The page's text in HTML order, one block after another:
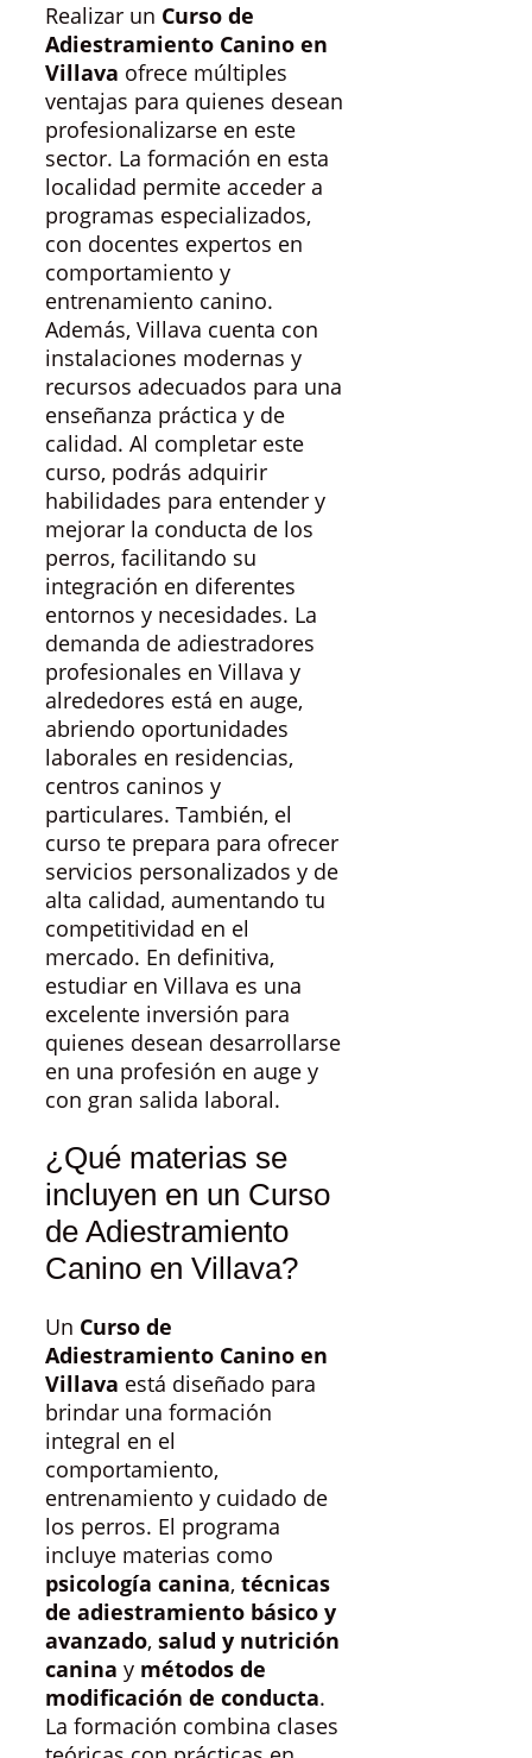
Realizar un Curso de
Adiestramiento Canino en
Villava ofrece múltiples
ventajas para quienes desean
profesionalizarse en este
sector. La formación en esta
localidad permite acceder a
programas especializados,
con docentes expertos en
comportamiento y
entrenamiento canino.
Además, Villava cuenta con
instalaciones modernas y
recursos adecuados para una
enseñanza práctica y de
calidad. Al completar este
curso, podrás adquirir
habilidades para entender y
mejorar la conducta de los
perros, facilitando su
integración en diferentes
entornos y necesidades. La
demanda de adiestradores
profesionales en Villava y
alrededores está en auge,
abriendo oportunidades
laborales en residencias,
centros caninos y
particulares. También, el
curso te prepara para ofrecer
servicios personalizados y de
alta calidad, aumentando tu
competitividad en el
mercado. En definitiva,
estudiar en Villava es una
excelente inversión para
quienes desean desarrollarse
en una profesión en auge y
con gran salida laboral.
¿Qué materias se
incluyen en un Curso
de Adiestramiento
Canino en Villava?
Un Curso de
Adiestramiento Canino en
Villava está diseñado para
brindar una formación
integral en el
comportamiento,
entrenamiento y cuidado de
los perros. El programa
incluye materias como
psicología canina, técnicas
de adiestramiento básico y
avanzado, salud y nutrición
canina y métodos de
modificación de conducta.
La formación combina clases